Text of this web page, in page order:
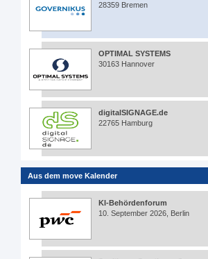
28359 Bremen
OPTIMAL SYSTEMS
30163 Hannover
digitalSIGNAGE.de
22765 Hamburg
Aus dem move Kalender
KI-Behördenforum
10. September 2026, Berlin